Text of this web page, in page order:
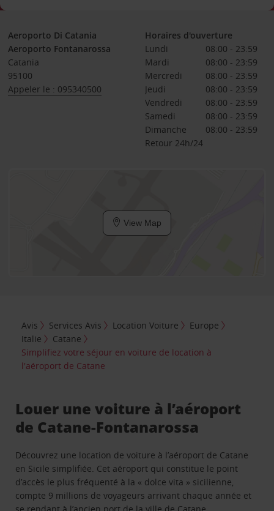
Aeroporto Di Catania
Aeroporto Fontanarossa
Catania
95100
Appeler le : 095340500
Horaires d'ouverture
Lundi
08:00 - 23:59
Mardi
08:00 - 23:59
Mercredi
08:00 - 23:59
Jeudi
08:00 - 23:59
Vendredi
08:00 - 23:59
Samedi
08:00 - 23:59
Dimanche
08:00 - 23:59
Retour 24h/24
View Map
Avis Services Avis Location Voiture
Europe
Italie
Catane
Simplifiez votre séjour en voiture de location à
l'aéroport de Catane
Louer une voiture à l’aéroport
de Catane-Fontanarossa
Découvrez une location de voiture à l’aéroport de Catane
en Sicile simplifiée. Cet aéroport qui constitue le point
d’accès le plus fréquenté à la « dolce vita » sicilienne,
compte 9 millions de voyageurs arrivant chaque année et
se rendant à l’ancien port de la ville de Catane.